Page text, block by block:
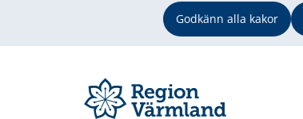
Godkänn alla kakor